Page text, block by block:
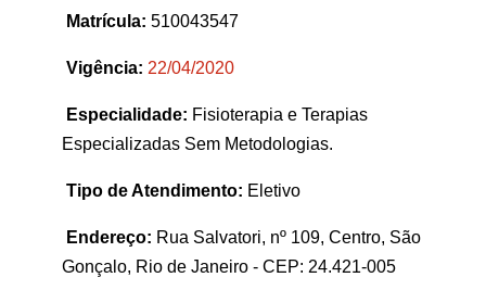
Matrícula: 510043547
Vigência: 22/04/2020
Especialidade: Fisioterapia e Terapias
Especializadas Sem Metodologias.
Tipo de Atendimento: Eletivo
Endereço: Rua Salvatori, nº 109, Centro, São
Gonçalo, Rio de Janeiro - CEP: 24.421-005